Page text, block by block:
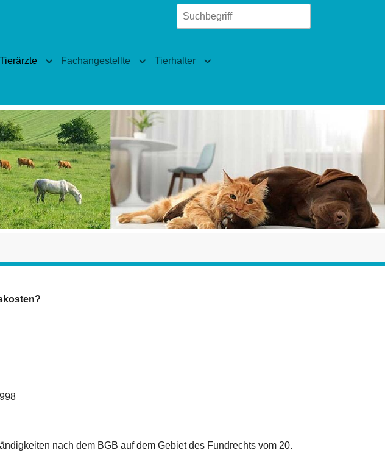
for "Öffentliche Stellen"
Tierärzte
Submenu for "Tierärzte"
Fachangestellte
Submenu for "Fachangestellte"
Tierhalter
Submenu for "Tierhalter"
nach dem BGB auf dem Gebiet des Fundrechts vom 20.